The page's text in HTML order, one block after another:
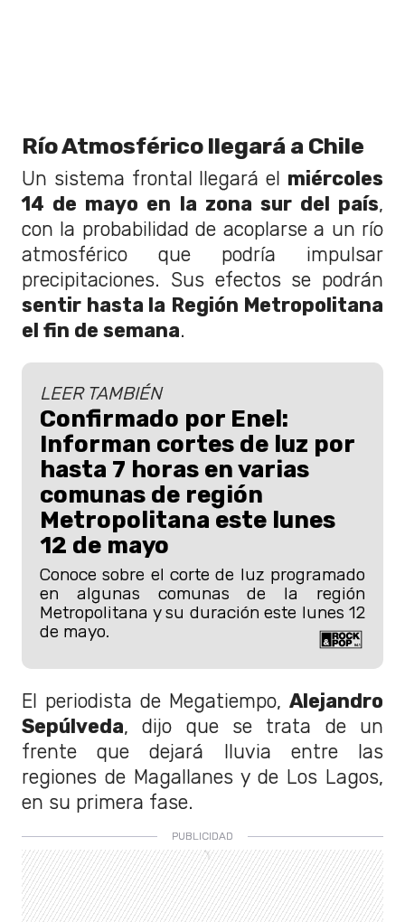
Río Atmosférico llegará a Chile
Un sistema frontal llegará el miércoles
14 de mayo en la zona sur del país,
con la probabilidad de acoplarse a un río
atmosférico que podría impulsar
precipitaciones. Sus efectos se podrán
sentir hasta la Región Metropolitana
el fin de semana.
LEER TAMBIÉN
Confirmado por Enel:
Informan cortes de luz por
hasta 7 horas en varias
comunas de región
Metropolitana este lunes
12 de mayo
Conoce sobre el corte de luz programado
en algunas comunas de la región
Metropolitana y su duración este lunes 12
de mayo.
El periodista de Megatiempo, Alejandro
Sepúlveda, dijo que se trata de un
frente que dejará lluvia entre las
regiones de Magallanes y de Los Lagos,
en su primera fase.